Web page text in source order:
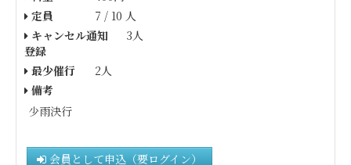
定員
7 / 10 人
キャンセル通知
登録
3人
最少催行
2人
備考
少雨決行
会員として申込（要ログイン）